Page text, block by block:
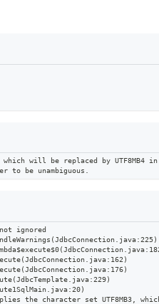
which will be replaced by
to be unambiguous.
ignored
implies the character set